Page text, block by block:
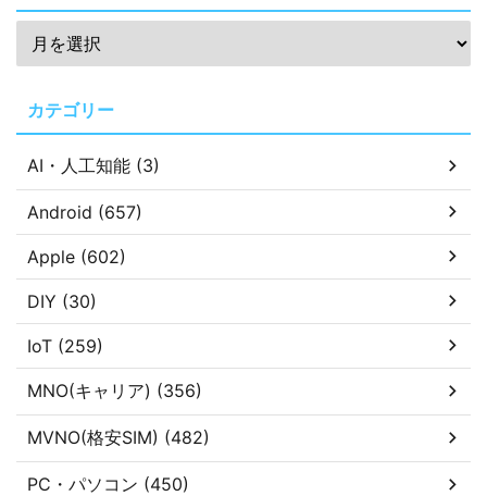
カテゴリー
AI・人工知能 (3)
Android (657)
Apple (602)
DIY (30)
IoT (259)
MNO(キャリア) (356)
MVNO(格安SIM) (482)
PC・パソコン (450)